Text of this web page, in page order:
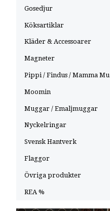
Gosedjur
Köksartiklar
Kläder & Accessoarer
Magneter
Pippi / Findus / Mamma Mu
Moomin
Muggar / Emaljmuggar
Nyckelringar
Svensk Hantverk
Flaggor
Övriga produkter
REA %